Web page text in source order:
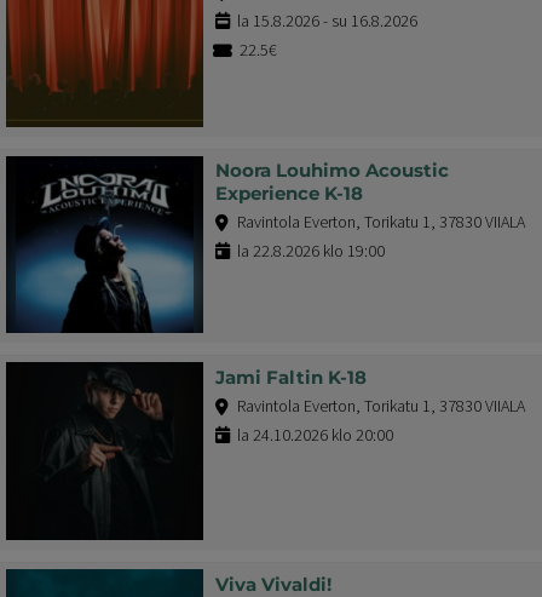
la 15.8.2026 - su 16.8.2026
22.5€
Noora Louhimo Acoustic
Experience K-18
Ravintola Everton, Torikatu 1, 37830 VIIALA
la 22.8.2026 klo 19:00
Jami Faltin K-18
Ravintola Everton, Torikatu 1, 37830 VIIALA
la 24.10.2026 klo 20:00
Viva Vivaldi!